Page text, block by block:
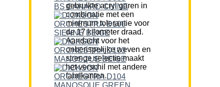
gebruikte acryl garen in
combinatie met een
minimum tolerantie voor
de 17 kilometer draad.
Aandacht voor het
onberispelijke weven en
strenge selectie maakt
het verschil met andere
fabrikanten.